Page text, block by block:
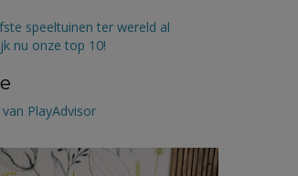
speeltuinen ter wereld al
nu onze top 10!
PlayAdvisor